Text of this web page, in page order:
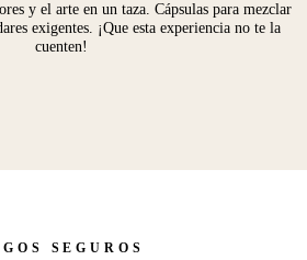
y el arte en un taza. Cápsulas para mezclar
exigentes. ¡Que esta experiencia no te la
cuenten!
SEGUROS